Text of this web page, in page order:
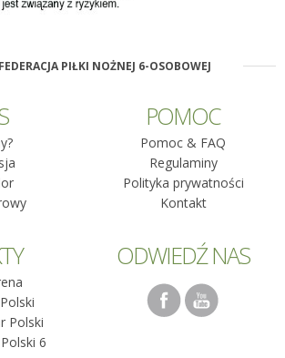
PIŁKI NOŻNEJ 6-OSOBOWEJ
POMOC
Pomoc & FAQ
Regulaminy
Polityka prywatności
Kontakt
Polski
6
ODWIEDŹ NAS